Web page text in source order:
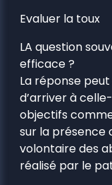
Evaluer la toux
LA question
efficace ?
La réponse
d’arriver à
objectifs
sur la présence
volontaire des
réalisé par le